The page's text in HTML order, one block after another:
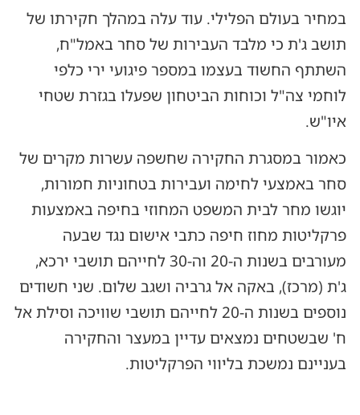
במחיר בעולם הפלילי. עוד עלה במהלך חקירתו של
תושב ג'ת כי מלבד העבירות של סחר באמל"ח,
השתתף החשוד בעצמו במספר פיגועי ירי כלפי
לוחמי צה"ל וכוחות הביטחון שפעלו בגזרת שטחי
איו"ש.
כאמור במסגרת החקירה שחשפה עשרות מקרים של
סחר באמצעי לחימה ועבירות בטחוניות חמורות,
יוגשו מחר לבית המשפט המחוזי בחיפה באמצעות
פרקליטות מחוז חיפה כתבי אישום נגד שבעה
מעורבים בשנות ה-20 וה-30 לחייהם תושבי ירכא,
ג'ת (מרכז), באקה אל גרביה ושגב שלום. שני חשודים
נוספים בשנות ה-20 לחייהם תושבי שוויכה וסילת אל
ח' שבשטחים נמצאים עדיין במעצר והחקירה
בעניינם נמשכת בליווי הפרקליטות.